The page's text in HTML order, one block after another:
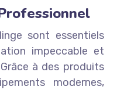
sont essentiels
impeccable et
à des produits
modernes,